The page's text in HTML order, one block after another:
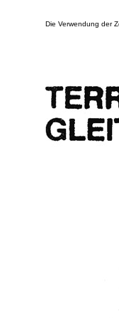
Die Verwendung der